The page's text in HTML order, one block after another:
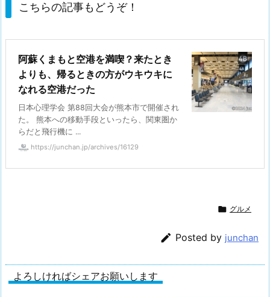
こちらの記事もどうぞ！
阿蘇くまもと空港を満喫？来たとき
よりも、帰るときの方がウキウキに
なれる空港だった
日本心理学会 第88回大会が熊本市で開催され
た。 熊本への移動手段といったら、関東圏か
らだと飛行機に ...
https://junchan.jp/archives/16129
 グルメ
 Posted by junchan
よろしければシェアお願いします